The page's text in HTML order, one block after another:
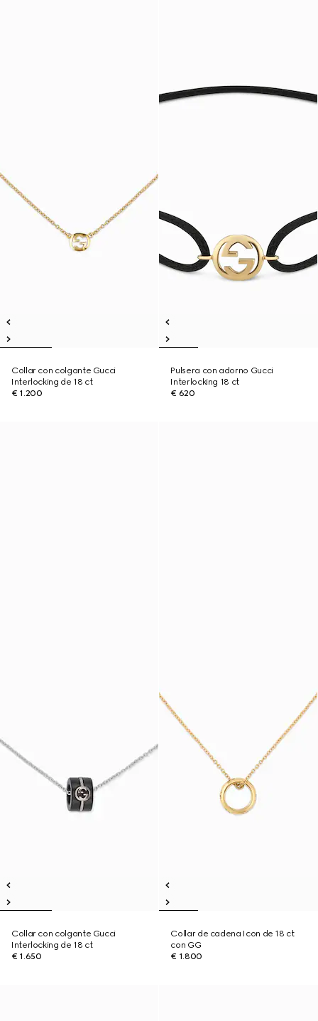
Collar con colgante Gucci
Interlocking de 18 ct
€ 1.200
Pulsera con adorno Gucci
Interlocking 18 ct
€ 620
Collar con colgante Gucci
Interlocking de 18 ct
€ 1.650
Collar de cadena Icon de 18 ct
con GG
€ 1.800